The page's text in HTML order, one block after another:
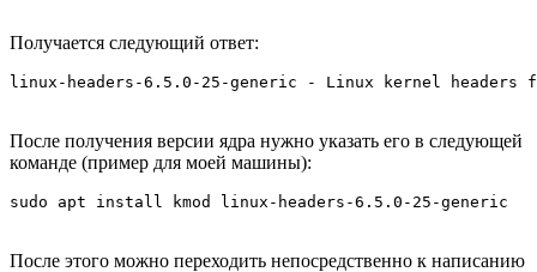
Получается следующий ответ:
linux-headers-6.5.0-25-generic - Linux kernel headers
После получения версии ядра нужно указать его в следующей
команде (пример для моей машины):
sudo apt install kmod linux-headers-6.5.0-25-generic
После этого можно переходить непосредственно к написанию